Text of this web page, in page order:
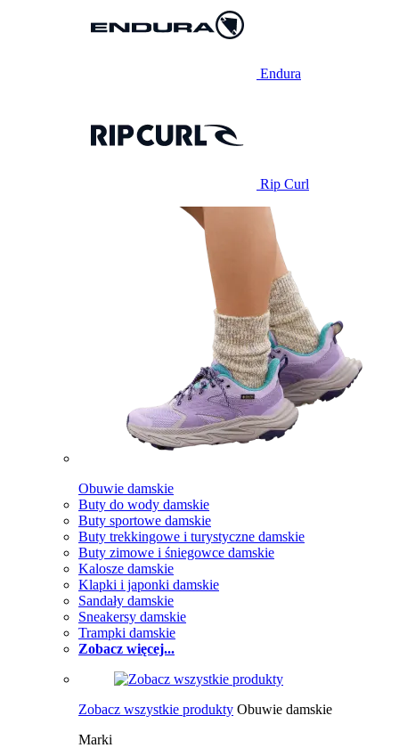
Endura
Rip Curl
Obuwie damskie
Buty do wody damskie
Buty sportowe damskie
Buty trekkingowe i turystyczne damskie
Buty zimowe i śniegowce damskie
Kalosze damskie
Klapki i japonki damskie
Sandały damskie
Sneakersy damskie
Trampki damskie
Zobacz więcej...
Zobacz wszystkie produkty Obuwie damskie
Marki